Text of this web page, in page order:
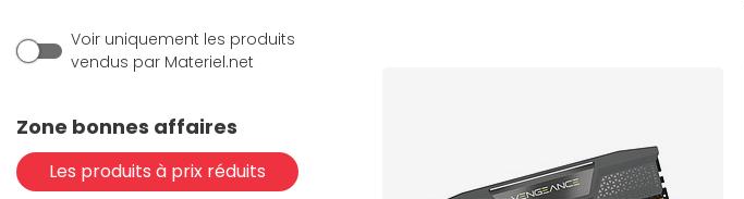
Voir uniquement les produits
vendus par Materiel.net
Zone bonnes affaires
Les produits à prix réduits